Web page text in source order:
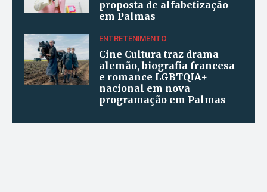
proposta de alfabetização
em Palmas
ENTRETENIMENTO
Cine Cultura traz drama
alemão, biografia francesa
e romance LGBTQIA+
nacional em nova
programação em Palmas